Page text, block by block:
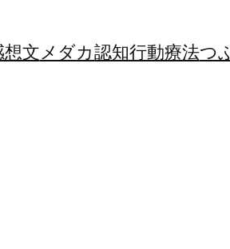
文メダカ認知行動療法つ